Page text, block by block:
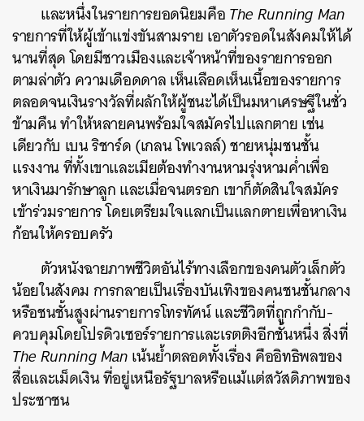
และหนึ่งในรายการยอดนิยมคือThe Running Man
รายการที่ให้ผู้เข้าแข่งขันสามราย เอาตัวรอดในสังคมให้ได้
นานที่สุด โดยมีชาวเมืองและเจ้าหน้าที่ของรายการออก
ตามล่าตัว ความเดือดดาล เห็นเลือดเห็นเนื้อของรายการ
ตลอดจนเงินรางวัลที่ผลักให้ผู้ชนะได้เป็นมหาเศรษฐีในชั่ว
ข้ามคืน ทำให้หลายคนพร้อมใจสมัครไปแลกตาย เช่น
เดียวกับ เบน ริชาร์ด (เกลน โพเวลล์) ชายหนุ่มชนชั้น
แรงงาน ที่ทั้งเขาและเมียต้องทำงานหามรุ่งหามค่ำเพื่อ
หาเงินมารักษาลูก และเมื่อจนตรอก เขาก็ตัดสินใจสมัคร
เข้าร่วมรายการ โดยเตรียมใจแลกเป็นแลกตายเพื่อหาเงิน
ก้อนให้ครอบครัว
ตัวหนังฉายภาพชีวิตอันไร้ทางเลือกของคนตัวเล็กตัว
น้อยในสังคม การกลายเป็นเรื่องบันเทิงของคนชนชั้นกลาง
หรือชนชั้นสูงผ่านรายการโทรทัศน์ และชีวิตที่ถูกกำกับ-
ควบคุมโดยโปรดิวเซอร์รายการและเรตติงอีกชั้นหนึ่ง สิ่งที่
The Running Manเน้นย้ำตลอดทั้งเรื่อง คืออิทธิพลของ
สื่อและเม็ดเงิน ที่อยู่เหนือรัฐบาลหรือแม้แต่สวัสดิภาพของ
ประชาชน